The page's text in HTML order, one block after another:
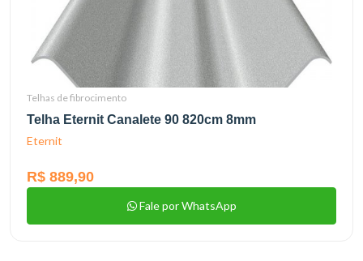
Telhas de fibrocimento
Telha Eternit Canalete 90 820cm 8mm
Eternit
R$ 889,90
Fale por WhatsApp